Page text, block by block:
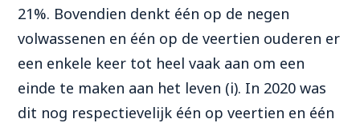
21%. Bovendien denkt één op de negen
volwassenen en één op de veertien ouderen er
een enkele keer tot heel vaak aan om een
einde te maken aan het leven (i). In 2020 was
dit nog respectievelijk één op veertien en één